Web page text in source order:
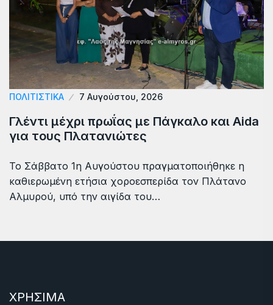
ΠΟΛΙΤΙΣΤΙΚΑ 7 Αυγούστου, 2026
Γλέντι μέχρι πρωΐας με Πάγκαλο και Aida
για τους Πλατανιώτες
Το Σάββατο 1η Αυγούστου πραγματοποιήθηκε η
καθιερωμένη ετήσια χοροεσπερίδα τον Πλάτανο
Αλμυρού, υπό την αιγίδα του…
ΧΡΗΣΙΜΑ